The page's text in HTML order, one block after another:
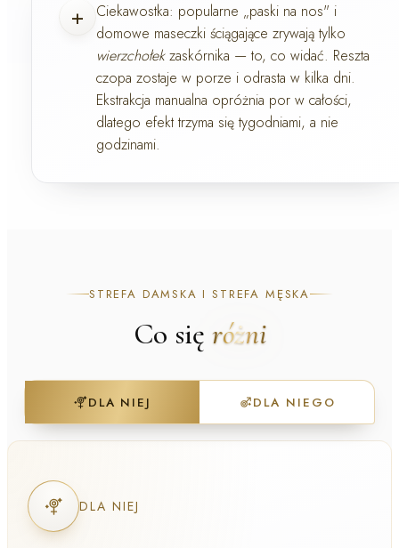
+ Ciekawostka: popularne „paski na nos" i
domowe maseczki ściągające zrywają tylko
wierzchołekzaskórnika — to, co widać. Reszta
czopa zostaje w porze i odrasta w kilka dni.
Ekstrakcja manualna opróżnia por w całości,
dlatego efekt trzyma się tygodniami, a nie
godzinami.
STREFA DAMSKA I STREFA MĘSKA
Co się różni
DLA NIEJ DLA NIEGO
DLA NIEJ